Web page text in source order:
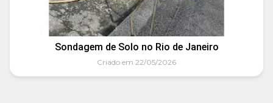
Sondagem de Solo no Rio de Janeiro
Criado em 22/05/2026